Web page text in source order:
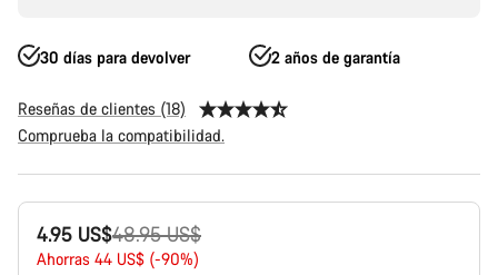
30 días para devolver 2 años de garantía
Reseñas de clientes (18)
Comprueba la compatibilidad.
Configuración
del
producto
4.95 US$
Precio
original
48.95 US$
Ahorras 44 US$ (-90%)